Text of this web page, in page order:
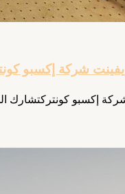
شركة إكسبو
إكسبو كونتركتشارك